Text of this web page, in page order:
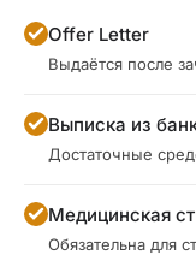
Offer Letter
Выдаётся после
Выписка из
Достаточные
Медицинская
Обязательна для